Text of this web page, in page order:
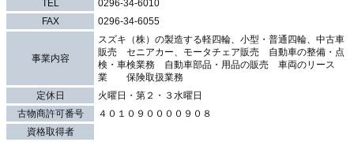
TEL
0296-34-6010
FAX
0296-34-6055
事業内容
スズキ（株）の製造する軽四輪、小型・普通四輪、中古車
販売 セニアカー、モータチェア販売 自動車の整備・点
検・車検業務 自動車部品・用品の販売 車両のリース
業 保険取扱業務
定休日
火曜日・第２・３水曜日
古物商許可番号
４０１０９００００９０８
資格取得者